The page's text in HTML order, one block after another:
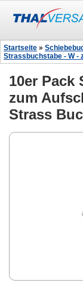
Startseite »
Strassbuchstabe - W -
10er Pack
zum
Strass